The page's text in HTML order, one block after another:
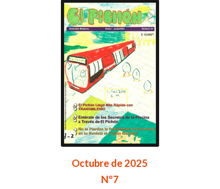
Octubre de 2025
Nº7